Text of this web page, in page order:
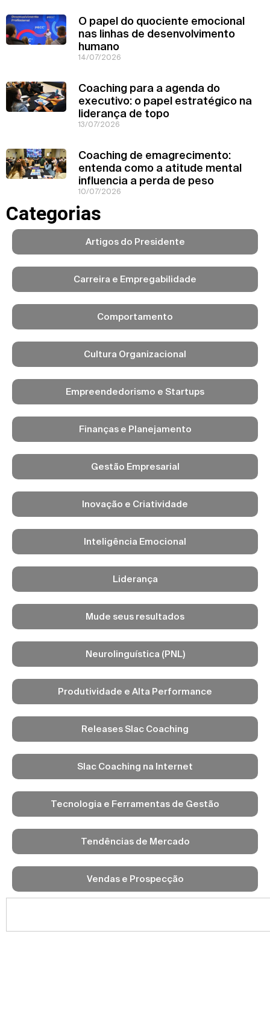
O papel do quociente emocional
nas linhas de desenvolvimento
humano
14/07/2026
Coaching para a agenda do
executivo: o papel estratégico na
liderança de topo
13/07/2026
Coaching de emagrecimento:
entenda como a atitude mental
influencia a perda de peso
10/07/2026
Categorias
Artigos do Presidente
Carreira e Empregabilidade
Comportamento
Cultura Organizacional
Empreendedorismo e Startups
Finanças e Planejamento
Gestão Empresarial
Inovação e Criatividade
Inteligência Emocional
Liderança
Mude seus resultados
Neurolinguística (PNL)
Produtividade e Alta Performance
Releases Slac Coaching
Slac Coaching na Internet
Tecnologia e Ferramentas de Gestão
Tendências de Mercado
Vendas e Prospecção